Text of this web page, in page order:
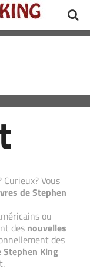
Vous
de Stephen
ou
des nouvelles
des
Stephen King